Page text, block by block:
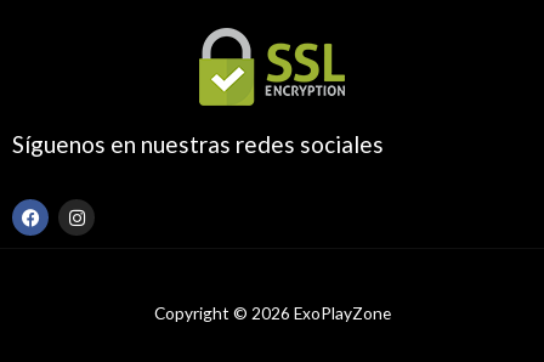
Síguenos en nuestras redes sociales
F
a
I
n
Copyright © 2026 ExoPlayZone